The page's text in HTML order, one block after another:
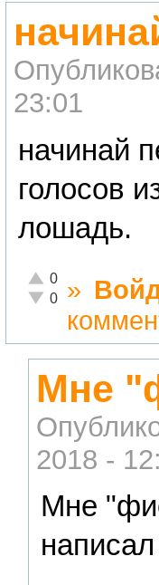
23:01
начинай
голосов
лошадь.
Отлично!
0
Неадекватно!
0 »
Мне
2018 -
Мне